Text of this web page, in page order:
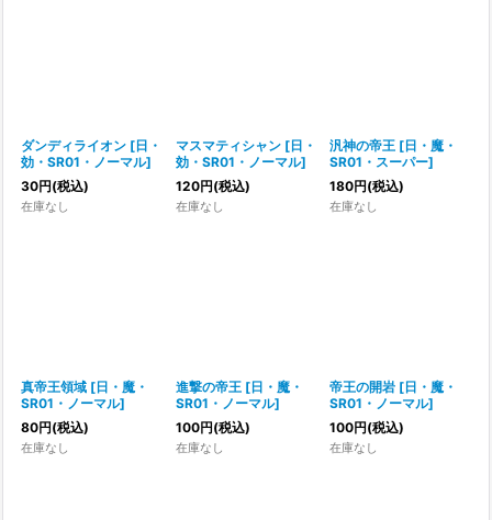
ダンディライオン [日・
効・SR01・ノーマル]
30円(税込)
在庫なし
マスマティシャン [日・
効・SR01・ノーマル]
120円(税込)
在庫なし
汎神の帝王 [日・魔・
SR01・スーパー]
180円(税込)
在庫なし
真帝王領域 [日・魔・
SR01・ノーマル]
80円(税込)
在庫なし
進撃の帝王 [日・魔・
SR01・ノーマル]
100円(税込)
在庫なし
帝王の開岩 [日・魔・
SR01・ノーマル]
100円(税込)
在庫なし